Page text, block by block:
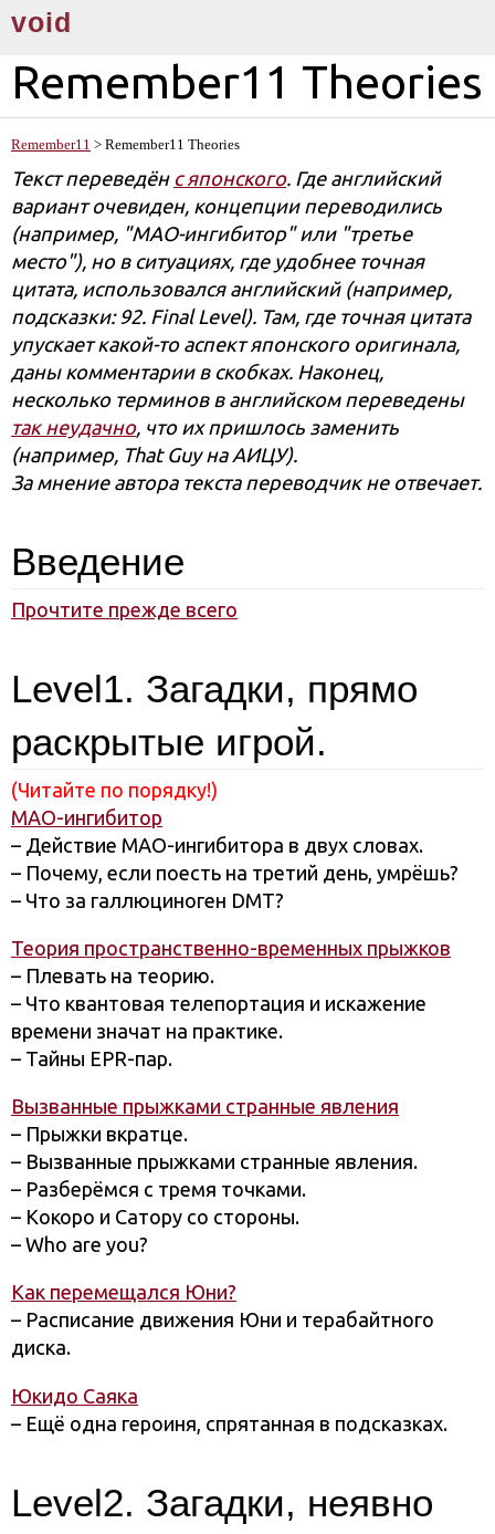
void
Remember11 Theories
Remember11 > Remember11 Theories
Текст переведён с японского. Где английский
вариант очевиден, концепции переводились
(например, "МАО-ингибитор" или "третье
место"), но в ситуациях, где удобнее точная
цитата, использовался английский (например,
подсказки: 92. Final Level). Там, где точная цитата
упускает какой-то аспект японского оригинала,
даны комментарии в скобках. Наконец,
несколько терминов в английском переведены
так неудачно, что их пришлось заменить
(например, That Guy на АИЦУ).
За мнение автора текста переводчик не отвечает.
Введение
Прочтите прежде всего
Level1. Загадки, прямо
раскрытые игрой.
(Читайте по порядку!)
МАО-ингибитор
– Действие МАО-ингибитора в двух словах.
– Почему, если поесть на третий день, умрёшь?
– Что за галлюциноген DMT?
Теория пространственно-временных прыжков
– Плевать на теорию.
– Что квантовая телепортация и искажение
времени значат на практике.
– Тайны EPR-пар.
Вызванные прыжками странные явления
– Прыжки вкратце.
– Вызванные прыжками странные явления.
– Разберёмся с тремя точками.
– Кокоро и Сатору со стороны.
– Who are you?
Как перемещался Юни?
– Расписание движения Юни и терабайтного
диска.
Юкидо Саяка
– Ещё одна героиня, спрятанная в подсказках.
Level2. Загадки, неявно